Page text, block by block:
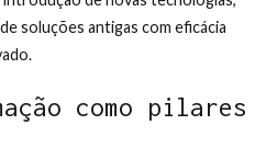
soluções antigas com eficácia
como pilares